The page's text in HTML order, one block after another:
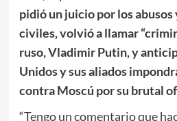
pidió un juicio por los abusos
civiles, volvió a llamar
ruso, Vladimir Putin, y
Unidos y sus aliados
contra Moscú por su brutal
“Tengo un comentario que